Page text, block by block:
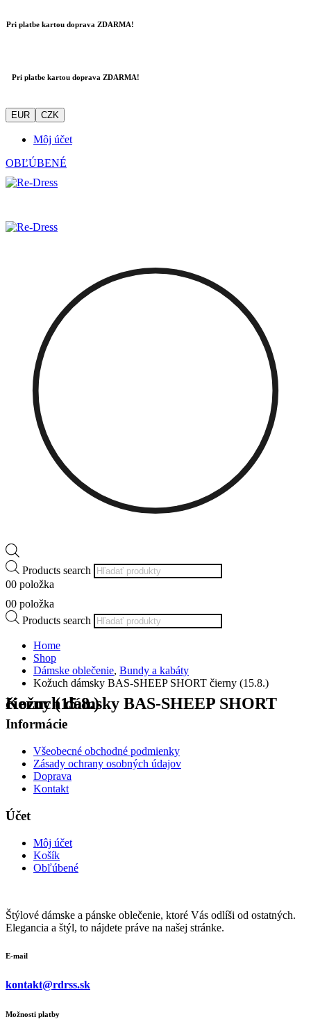
Pri platbe kartou doprava ZDARMA!
Pri platbe kartou doprava ZDARMA!
EUR CZK
Môj účet
OBĽÚBENÉ
Products search
00 položka
00 položka
Products search
Home
Shop
Dámske oblečenie, Bundy a kabáty
Kožuch dámsky BAS-SHEEP SHORT čierny (15.8.)
Kožuch dámsky BAS-SHEEP SHORT čierny (15.8.)
Informácie
Všeobecné obchodné podmienky
Zásady ochrany osobných údajov
Doprava
Kontakt
Účet
Môj účet
Košík
Obľúbené
Štýlové dámske a pánske oblečenie, ktoré Vás odlíši od ostatných.
Elegancia a štýl, to nájdete práve na našej stránke.
E-mail
kontakt@rdrss.sk
Možnosti platby